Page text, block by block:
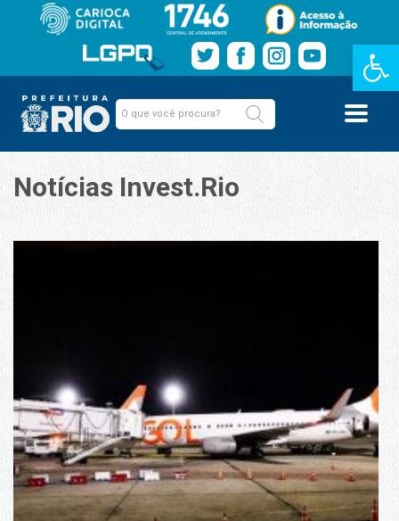
Barra de
Notícias Invest.Rio